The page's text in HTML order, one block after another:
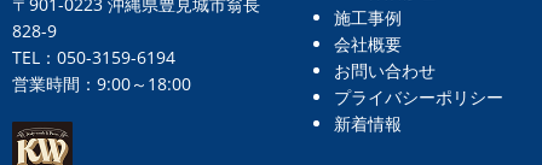
828-9
TEL：050-3159-6194
営業時間：9:00～18:00
施工事例
会社概要
お問い合わせ
プライバシーポリシー
新着情報